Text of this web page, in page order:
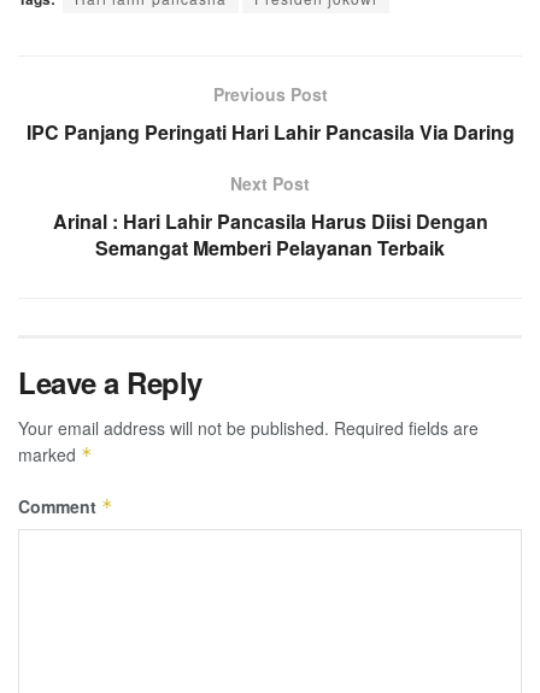
Previous Post
IPC Panjang Peringati Hari Lahir Pancasila Via Daring
Next Post
Arinal : Hari Lahir Pancasila Harus Diisi Dengan
Semangat Memberi Pelayanan Terbaik
Leave a Reply
Your email address will not be published. Required fields are
marked *
Comment *